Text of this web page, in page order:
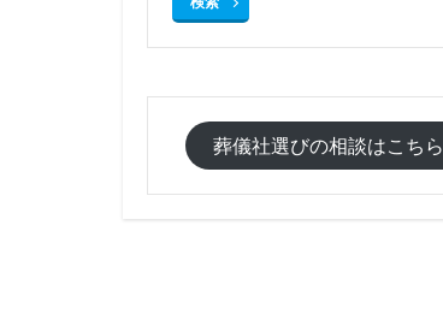
葬儀社選びの相談はこちら